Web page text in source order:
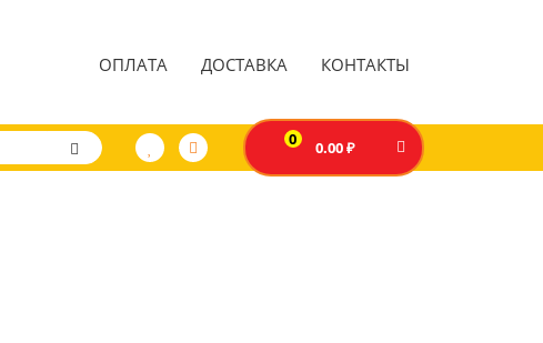
ОПЛАТА ДОСТАВКА КОНТАКТЫ
0 0.00 ₽